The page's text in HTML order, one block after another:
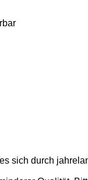
sich durch